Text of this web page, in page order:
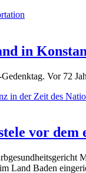
in
Vor 72
in der Zeit des
vor
Land Baden